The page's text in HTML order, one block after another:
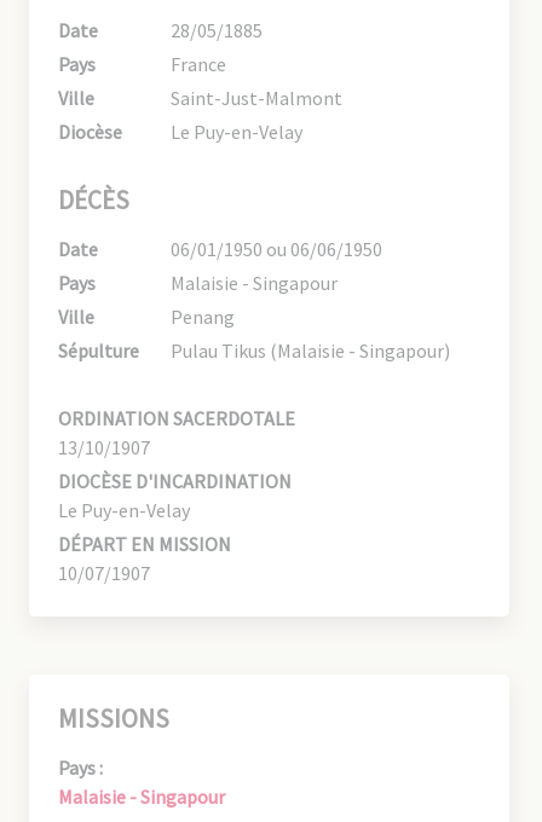
Date
28/05/1885
Pays
France
Ville
Saint-Just-Malmont
Diocèse
Le Puy-en-Velay
DÉCÈS
Date
06/01/1950 ou 06/06/1950
Pays
Malaisie - Singapour
Ville
Penang
Sépulture
Pulau Tikus (Malaisie - Singapour)
ORDINATION SACERDOTALE
13/10/1907
DIOCÈSE D'INCARDINATION
Le Puy-en-Velay
DÉPART EN MISSION
10/07/1907
MISSIONS
Pays :
Malaisie - Singapour